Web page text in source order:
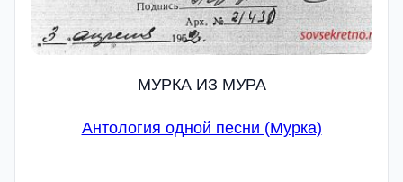
МУРКА ИЗ МУРА
Антология одной песни (Мурка)